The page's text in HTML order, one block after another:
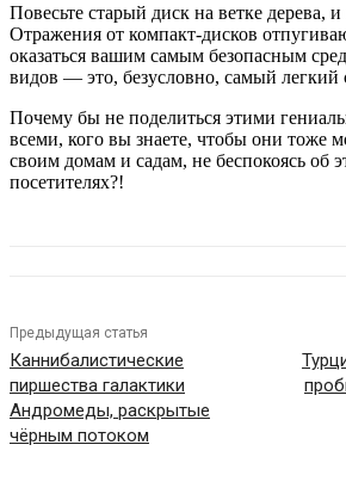
Повесьте старый диск на ветке дерева, и
Отражения от компакт-дисков
оказаться вашим самым безопасным
видов — это, безусловно, самый легкий
Почему бы не поделиться этими
всеми, кого вы знаете, чтобы они тоже
своим домам и садам, не беспокоясь об
посетителях?!
Предыдущая статья
Каннибалистические
пиршества галактики
Андромеды, раскрытые
чёрным потоком